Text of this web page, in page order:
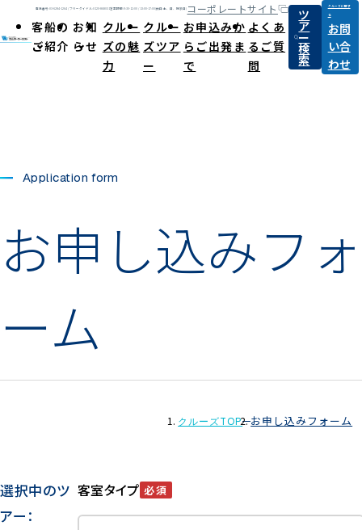
電話番号:03-6284-1264 / フリーダイヤル:0120-868031営業時間:9:30-12:00 / 13:00-17:00(休日:土、日、祝祭日) コーポレートサイト
客船の
ご紹介
お知
らせ
クルー
ズの魅
力
クルー
ズツア
ー
お申込みか
らご出発ま
で
よくあ
るご質
問
ツ
ア
ー
検
索
クルーズに関す
る
お問
い合
わせ
Application form
お申し込みフォ
ーム
クルーズTOP お申し込みフォーム
選択中のツ
アー：
客室タイプ 必須